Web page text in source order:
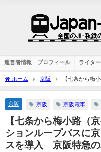
運営者情報 プロフィール ライタ
ホーム 京阪
【七条から梅
バスに京阪特急8000系ラッピングバ
京阪
京阪 京阪電車
【七条から梅小路（
ションループバスに
スを導入 京阪特急の